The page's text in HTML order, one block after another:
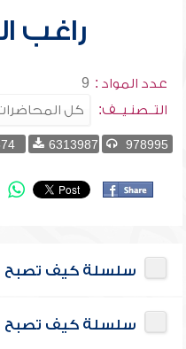
راغب
عدد المواد : 9
التــصنـيــف:
978995
6313987
سلسلة كيف تصبح
سلسلة كيف تصبح